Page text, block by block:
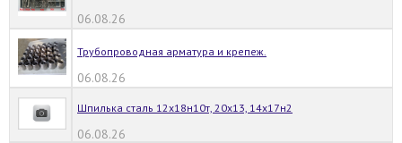
06.08.26
Трубопроводная арматура и крепеж.
06.08.26
Шпилька сталь 12х18н10т, 20х13, 14х17н2
06.08.26